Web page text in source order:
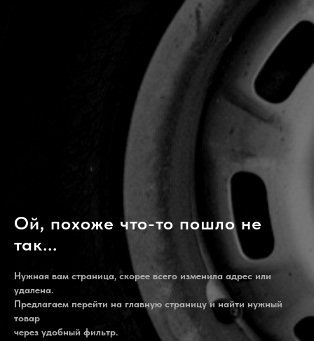
Ой, похоже что-то пошло не
так...
Нужная вам страница, скорее всего изменила адрес или
удалена.
Предлагаем перейти на главную страницу и найти нужный
товар
через удобный фильтр.